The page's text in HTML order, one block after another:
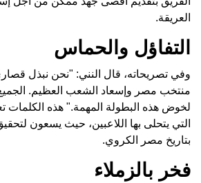
العريقة.
التفاؤل والحماس
وفي تصريحاته، قال النني: "نحن نبذل
منتخب مصر وإسعاد الشعب العظيم.
لخوض هذه البطولة المهمة." هذه الكلمات
التي يتحلى بها اللاعبين، حيث يسعون
بتاريخ مصر الكروي.
فخر بالزملاء